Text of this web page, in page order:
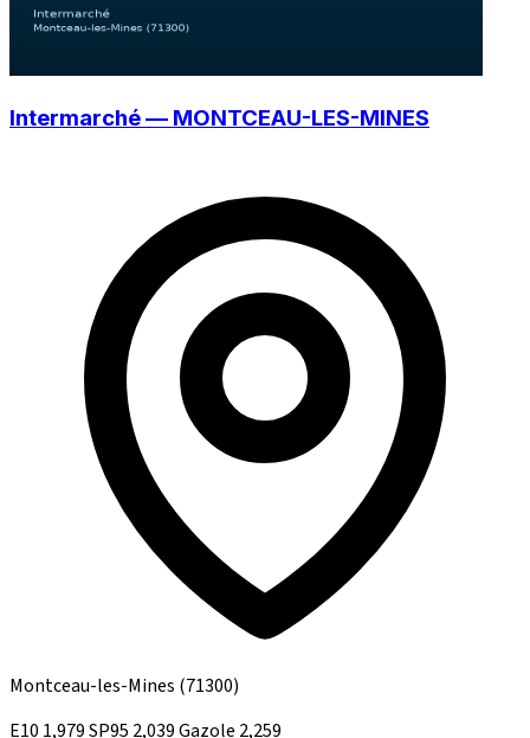
Intermarché — MONTCEAU-LES-MINES
Montceau-les-Mines (71300)
E10 1,979SP95 2,039Gazole 2,259